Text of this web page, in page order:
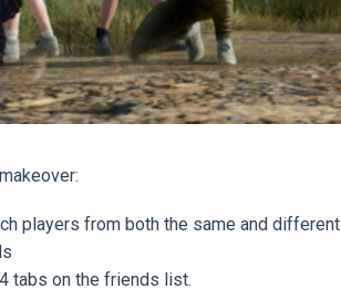
players from both the same and different
tabs on the friends list.